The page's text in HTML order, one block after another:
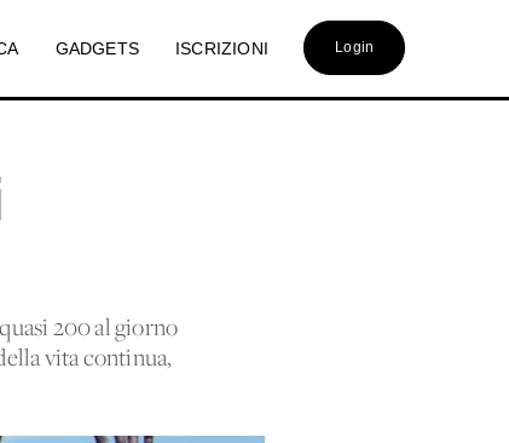
GADGETS ISCRIZIONI Login
200 al giorno
vita continua,